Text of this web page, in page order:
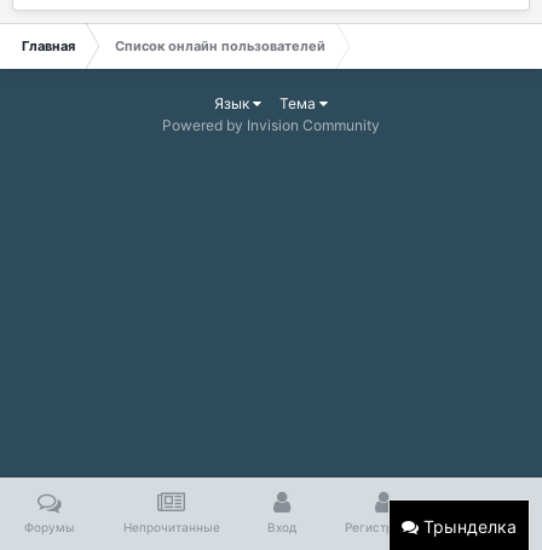
Главная Список онлайн пользователей
Трынделка
Язык
Тема
Powered by Invision Community
Форумы Непрочитанные Вход Регистрация Больше